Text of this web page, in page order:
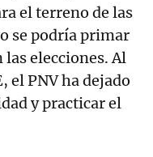
el terreno de las
se podría primar
las elecciones. Al
el PNV ha dejado
y practicar el